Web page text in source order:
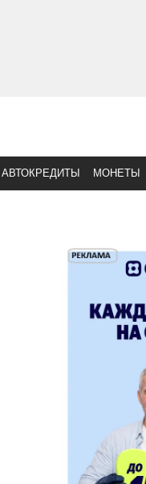
АВТОКРЕДИТЫ МОНЕТЫ